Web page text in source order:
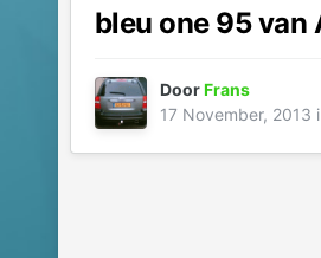
bleu one 95
DoorFrans
17 November, 2013